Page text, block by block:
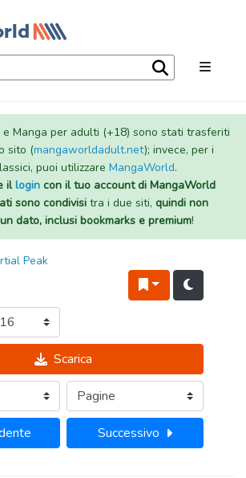
Manga per adulti (+18) sono stati trasferiti
sito (mangaworldadult.net); invece, per i
puoi utilizzare MangaWorld.
illogincon il tuo account di MangaWorld
sono condivisi tra i due siti, quindi non
dato, inclusi bookmarks e premium!
Peak
Scarica
Successivo